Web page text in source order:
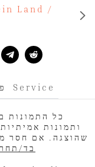
Land /
Service
* כל
ותמונות
שהוצגה. אם חסר
בד/